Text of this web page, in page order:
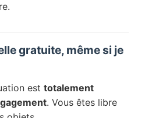
gratuite, même si je
est totalement
. Vous êtes libre